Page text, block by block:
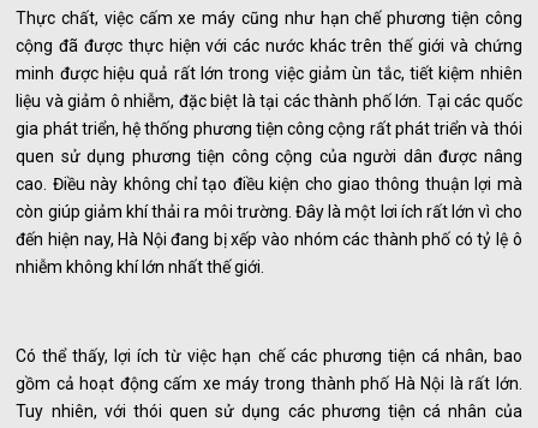
Thực chất, việc cấm xe máy cũng như hạn chế phương tiện công
cộng đã được thực hiện với các nước khác trên thế giới và chứng
minh được hiệu quả rất lớn trong việc giảm ùn tắc, tiết kiệm nhiên
liệu và giảm ô nhiễm, đặc biệt là tại các thành phố lớn. Tại các quốc
gia phát triển, hệ thống phương tiện công cộng rất phát triển và thói
quen sử dụng phương tiện công cộng của người dân được nâng
cao. Điều này không chỉ tạo điều kiện cho giao thông thuận lợi mà
còn giúp giảm khí thải ra môi trường. Đây là một lơi ích rất lớn vì cho
đến hiện nay, Hà Nội đang bị xếp vào nhóm các thành phố có tỷ lệ ô
nhiễm không khí lớn nhất thế giới.
Có thể thấy, lợi ích từ việc hạn chế các phương tiện cá nhân, bao
gồm cả hoạt động cấm xe máy trong thành phố Hà Nội là rất lớn.
Tuy nhiên, với thói quen sử dụng các phương tiện cá nhân của